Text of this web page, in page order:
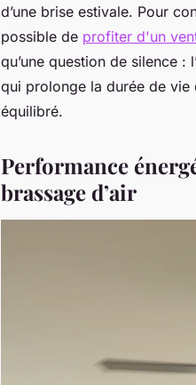
d’une brise estivale. Pour
possible de profiter d'un
qu’une question de silence
qui prolonge la durée de vie
équilibré.
Performance
brassage d’air